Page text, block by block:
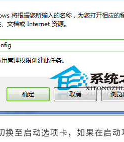
至启动选项卡，如果在启动